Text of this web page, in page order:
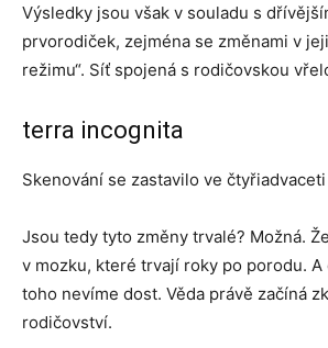
Výsledky jsou však v souladu s
prvorodiček, zejména se změnami v
režimu“. Síť spojená s rodičovskou
terra incognita
Skenování se zastavilo ve
Jsou tedy tyto změny trvalé? Možná.
v mozku, které trvají roky po porodu. A
toho nevíme dost. Věda právě začíná
rodičovství.